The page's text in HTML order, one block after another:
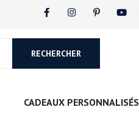
RECHERCHER
CADEAUX PERSONNALISÉS